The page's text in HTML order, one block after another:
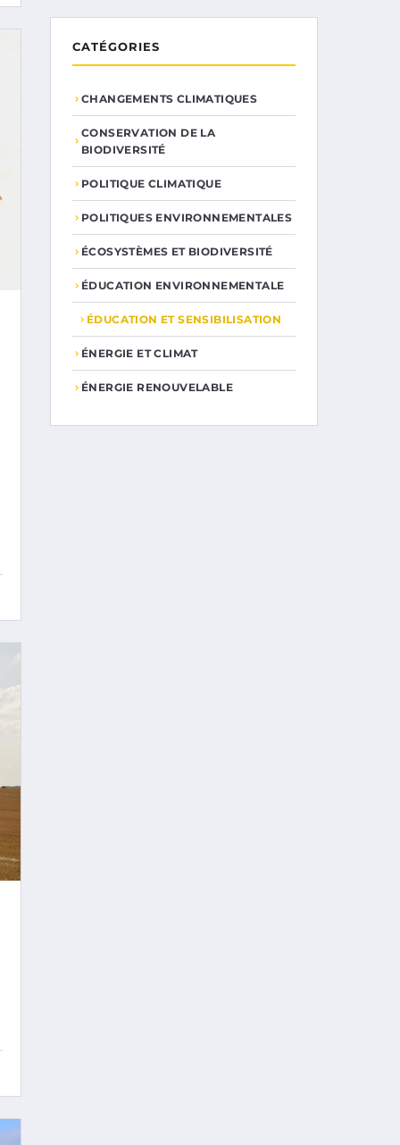
CATÉGORIES
CHANGEMENTS CLIMATIQUES
CONSERVATION DE LA
BIODIVERSITÉ
POLITIQUE CLIMATIQUE
POLITIQUES ENVIRONNEMENTALES
ÉCOSYSTÈMES ET BIODIVERSITÉ
ÉDUCATION ENVIRONNEMENTALE
ÉDUCATION ET SENSIBILISATION
ÉNERGIE ET CLIMAT
ÉNERGIE RENOUVELABLE